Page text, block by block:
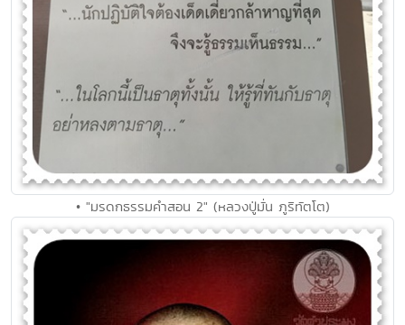
• "มรดกธรรมคำสอน 2" (หลวงปู่มั่น ภูริทัตโต)